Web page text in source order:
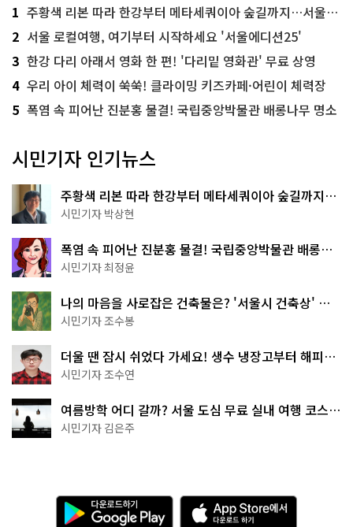
1 주황색 리본 따라 한강부터 메타세쿼이아 숲길까지…서울둘레길 15코스
2 서울 로컬여행, 여기부터 시작하세요 '서울에디션25'
3 한강 다리 아래서 영화 한 편! '다리밑 영화관' 무료 상영
4 우리 아이 체력이 쑥쑥! 클라이밍 키즈카페·어린이 체력장
5 폭염 속 피어난 진분홍 물결! 국립중앙박물관 배롱나무 명소
시민기자 인기뉴스
주황색 리본 따라 한강부터 메타세쿼이아 숲길까지…
서울둘레길 15코스
시민기자 박상현
폭염 속 피어난 진분홍 물결! 국립중앙박물관 배롱나
무 명소
시민기자 최정윤
나의 마음을 사로잡은 건축물은? '서울시 건축상' 수
상작 공개!
시민기자 조수봉
더울 땐 잠시 쉬었다 가세요! 생수 냉장고부터 해피소
·무더위쉼터까지
시민기자 조수연
여름방학 어디 갈까? 서울 도심 무료 실내 여행 코스
추천
시민기자 김은주
다
운
A
p